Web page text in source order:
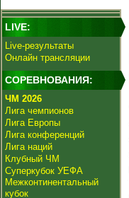
LIVE:
Live-результаты
Онлайн трансляции
СОРЕВНОВАНИЯ:
ЧМ 2026
Лига чемпионов
Лига Европы
Лига конференций
Лига наций
Клубный ЧМ
Суперкубок УЕФА
Межконтинентальный
кубок